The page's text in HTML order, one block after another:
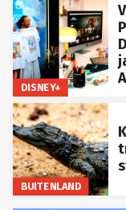
DISNEY+
BUITENLAND